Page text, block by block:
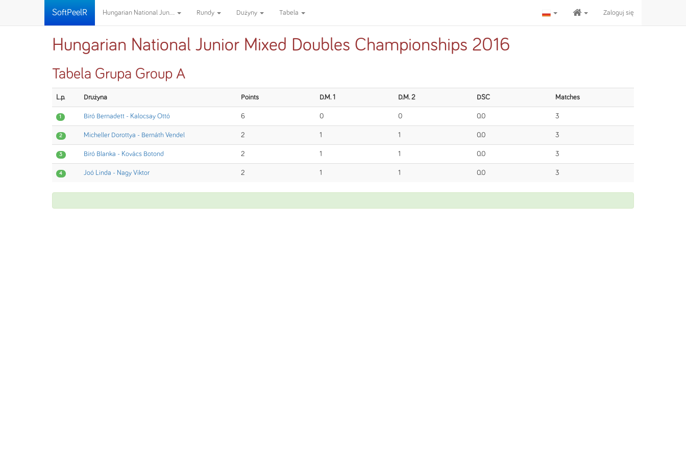
SoftPeelR Hungarian National Jun... Rundy Dużyny Tabela Zaloguj się
Hungarian National Junior Mixed Doubles Championships 2016
Tabela Grupa Group A
L.p. Drużyna Points D.M. 1 D.M. 2 DSC Matches
1 Bíró Bernadett - Kalocsay Ottó 6 0 0 0.0 3
2 Micheller Dorottya - Bernáth Vendel 2 1 1 0.0 3
3 Bíró Blanka - Kovács Botond 2 1 1 0.0 3
4 Joó Linda - Nagy Viktor 2 1 1 0.0 3